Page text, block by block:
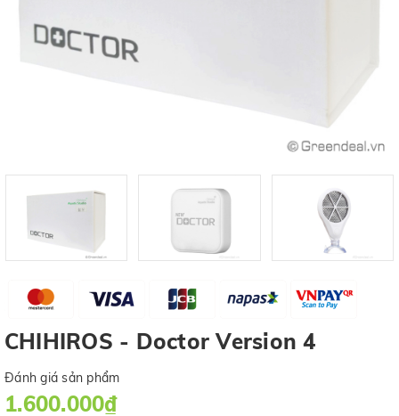
CHIHIROS - Doctor Version 4
Đánh giá sản phẩm
1.600.000₫